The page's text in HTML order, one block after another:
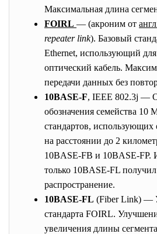
Максимальная длина
FOIRL — (акроним от
repeater link). Базовый
Ethernet, использующий
оптический кабель.
передачи данных без
10BASE-F, IEEE 802.3j —
обозначения семейства 10
стандартов, использующих
на расстоянии до 2
10BASE-FB и 10BASE-FP.
только 10BASE-FL
распространение.
10BASE-FL (Fiber Link) —
стандарта FOIRL.
увеличения длины